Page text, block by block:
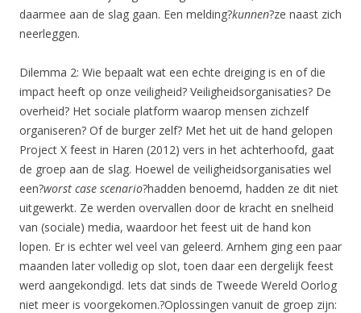
daarmee aan de slag gaan. Een melding?kunnen?ze naast zich
neerleggen.
Dilemma 2: Wie bepaalt wat een echte dreiging is en of die
impact heeft op onze veiligheid? Veiligheidsorganisaties? De
overheid? Het sociale platform waarop mensen zichzelf
organiseren? Of de burger zelf? Met het uit de hand gelopen
Project X feest in Haren (2012) vers in het achterhoofd, gaat
de groep aan de slag. Hoewel de veiligheidsorganisaties wel
een?worst case scenario?hadden benoemd, hadden ze dit niet
uitgewerkt. Ze werden overvallen door de kracht en snelheid
van (sociale) media, waardoor het feest uit de hand kon
lopen. Er is echter wel veel van geleerd. Arnhem ging een paar
maanden later volledig op slot, toen daar een dergelijk feest
werd aangekondigd. Iets dat sinds de Tweede Wereld Oorlog
niet meer is voorgekomen.?Oplossingen vanuit de groep zijn: